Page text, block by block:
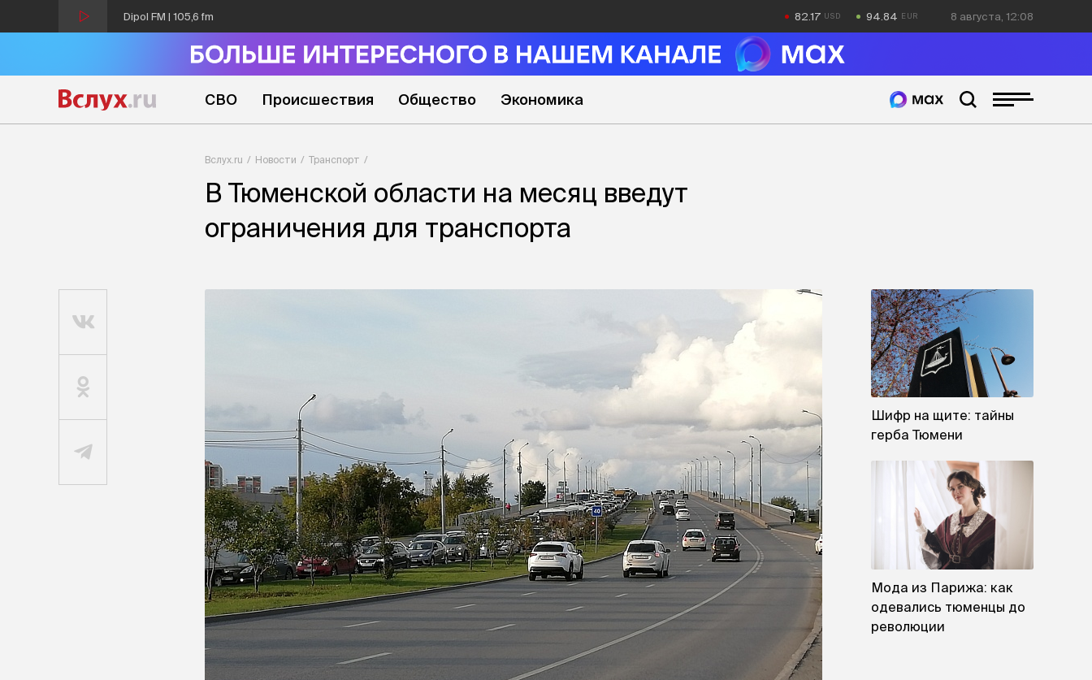
Dipol FM | 105,6 fm 82.17 94.84 8 августа, 12:08
СВО Происшествия Общество Экономика
Вслух.ru Новости Транспорт
В Тюменской области на месяц введут
ограничения для транспорта
Шифр на щите: тайны
герба Тюмени
Мода из Парижа: как
одевались тюменцы до
революции